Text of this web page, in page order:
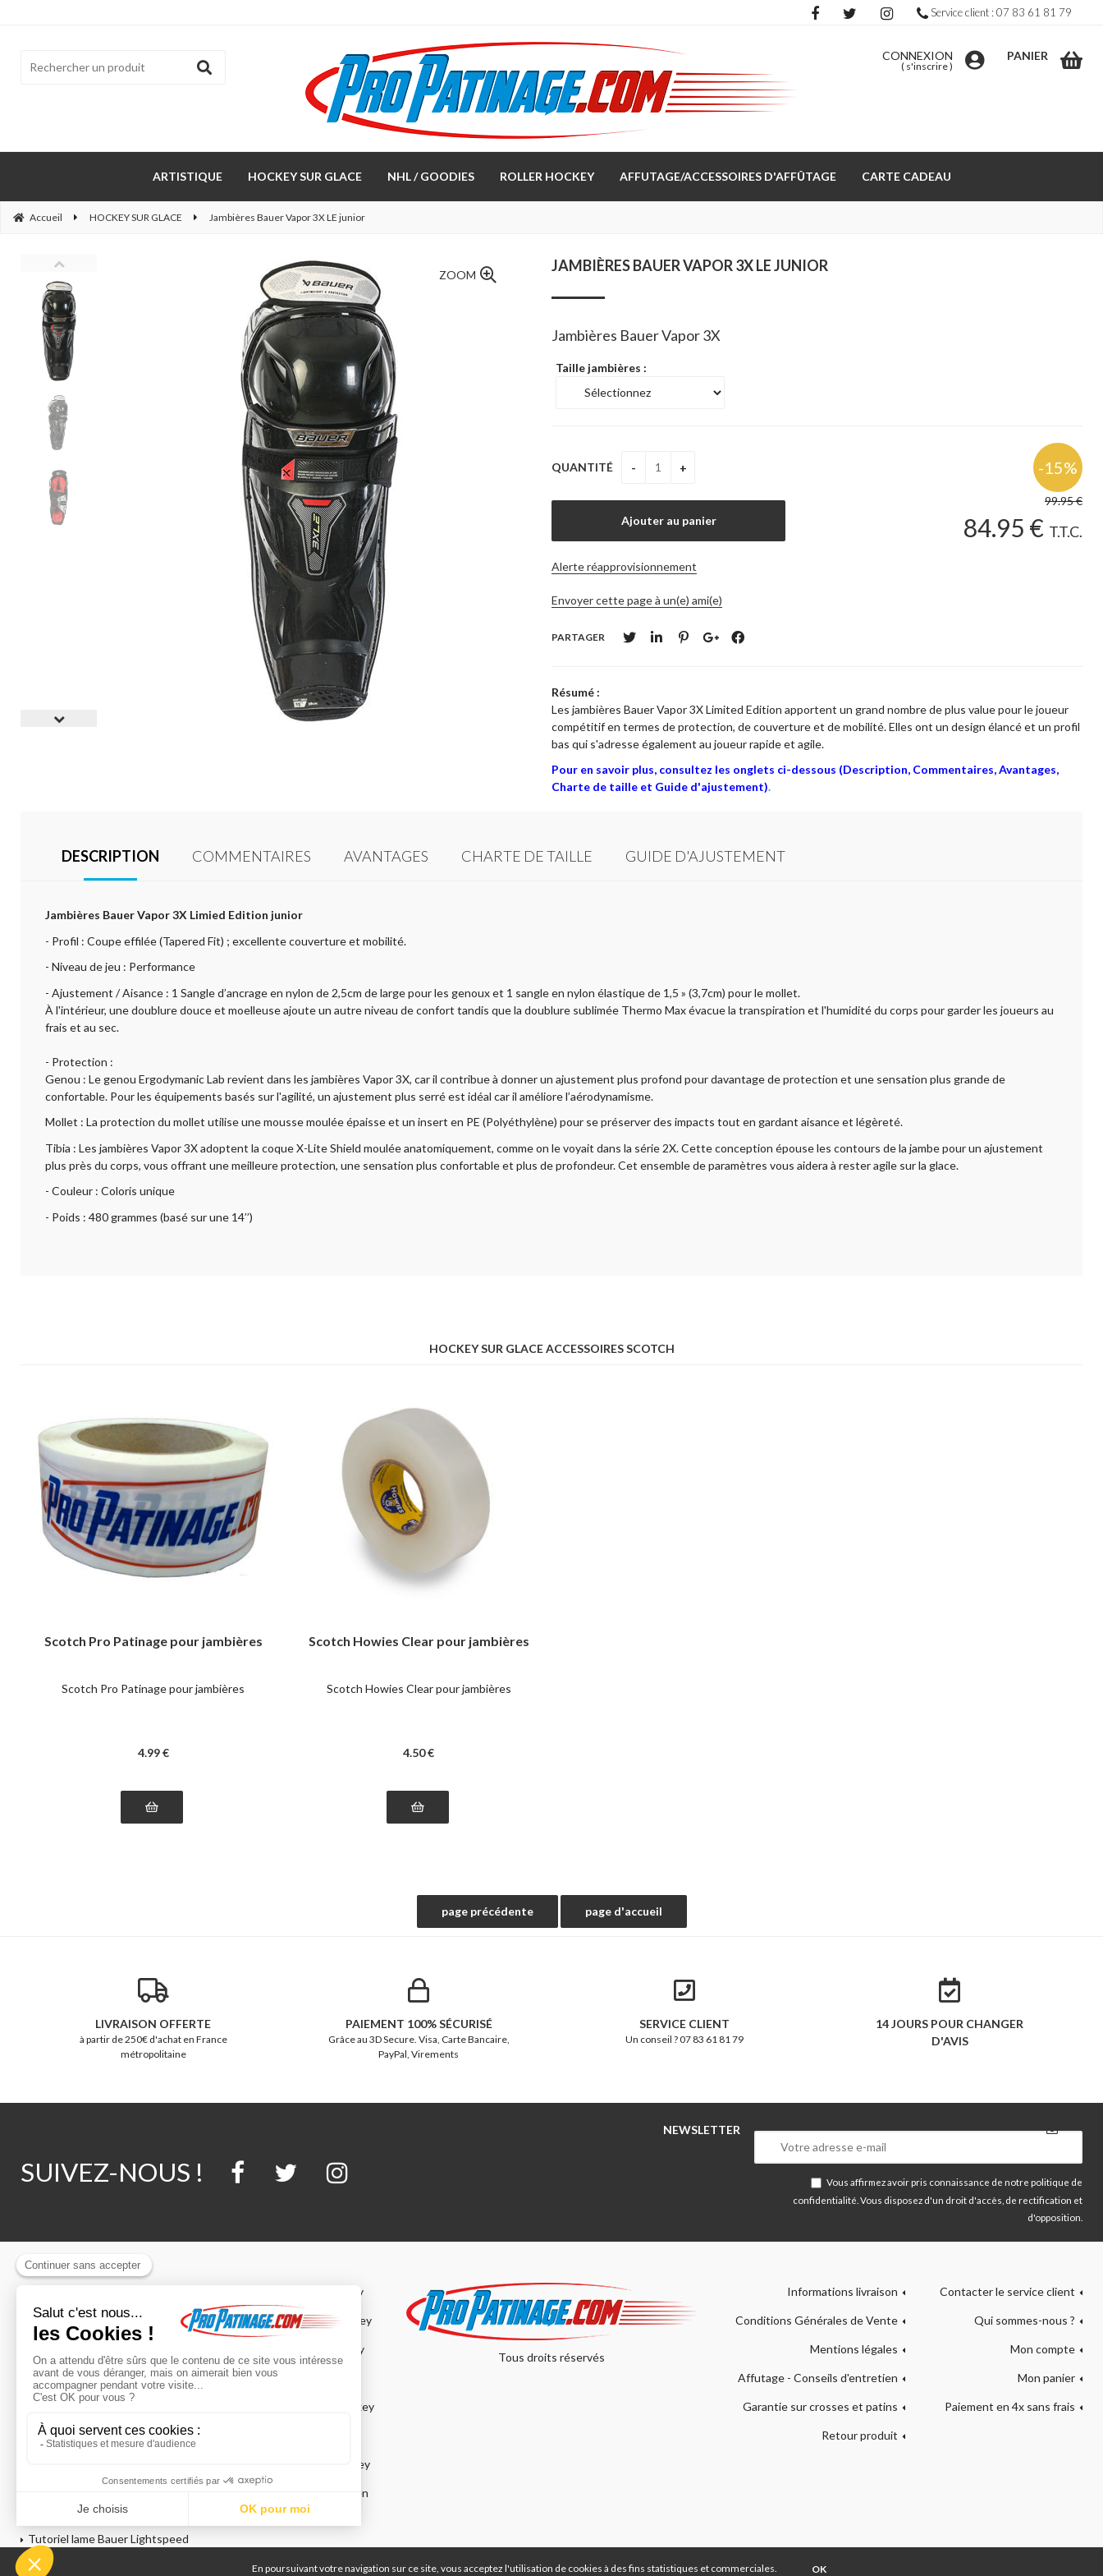
CONNEXION
( s'inscrire)
PANIER
ARTISTIQUE HOCKEY SUR GLACE NHL / GOODIES ROLLER HOCKEY AFFUTAGE/ACCESSOIRES D'AFFÛTAGE CARTE CADEAU
Accueil HOCKEY SUR GLACE Jambières Bauer Vapor 3X LE junior
ZOOM
JAMBIÈRES BAUER VAPOR 3X LE JUNIOR
Jambières Bauer Vapor 3X
Taille jambières :
99.95€
84.95 € T.T.C.
QUANTITÉ
Alerte réapprovisionnement
Envoyer cette page à un(e) ami(e)
PARTAGER
Résumé :
Les jambières Bauer Vapor 3X Limited Edition apportent un grand nombre de plus value pour le joueur
compétitif en termes de protection, de couverture et de mobilité. Elles ont un design élancé et un profil
bas qui s'adresse également au joueur rapide et agile.
Pour en savoir plus, consultez les onglets ci-dessous (Description, Commentaires, Avantages,
Charte de taille et Guide d'ajustement).
DESCRIPTION COMMENTAIRES AVANTAGES CHARTE DE TAILLE GUIDE D'AJUSTEMENT
Jambières Bauer Vapor 3X Limied Edition junior
- Profil : Coupe effilée (Tapered Fit) ; excellente couverture et mobilité.
- Niveau de jeu : Performance
- Ajustement / Aisance : 1 Sangle d’ancrage en nylon de 2,5cm de large pour les genoux et 1 sangle en nylon élastique de 1,5 » (3,7cm) pour le mollet.
À l'intérieur, une doublure douce et moelleuse ajoute un autre niveau de confort tandis que la doublure sublimée Thermo Max évacue la transpiration et l'humidité du corps pour garder les joueurs au
frais et au sec.
- Protection :
Genou : Le genou Ergodymanic Lab revient dans les jambières Vapor 3X, car il contribue à donner un ajustement plus profond pour davantage de protection et une sensation plus grande de
confortable. Pour les équipements basés sur l'agilité, un ajustement plus serré est idéal car il améliore l’aérodynamisme.
Mollet : La protection du mollet utilise une mousse moulée épaisse et un insert en PE (Polyéthylène) pour se préserver des impacts tout en gardant aisance et légèreté.
Tibia : Les jambières Vapor 3X adoptent la coque X-Lite Shield moulée anatomiquement, comme on le voyait dans la série 2X. Cette conception épouse les contours de la jambe pour un ajustement
plus près du corps, vous offrant une meilleure protection, une sensation plus confortable et plus de profondeur. Cet ensemble de paramètres vous aidera à rester agile sur la glace.
- Couleur : Coloris unique
- Poids : 480 grammes (basé sur une 14’’)
HOCKEY SUR GLACE ACCESSOIRES SCOTCH
Scotch Pro Patinage pour jambières
Scotch Pro Patinage pour jambières
4.99€
Scotch Howies Clear pour jambières
Scotch Howies Clear pour jambières
4.50€
Service client : 07 83 61 81 79
LIVRAISON OFFERTE
à partir de 250€ d'achat en France
métropolitaine
PAIEMENT 100% SÉCURISÉ
Grâce au 3D Secure. Visa, Carte Bancaire,
PayPal, Virements
SERVICE CLIENT
Un conseil ? 07 83 61 81 79
14 JOURS POUR CHANGER
D'AVIS
SUIVEZ-NOUS !
NEWSLETTER
Vous affirmez avoir pris connaissance de notre politique de
confidentialité . Vous disposez d'un droit d'accès, de rectification et
d'opposition.
Tous droits réservés
Guide de taille casques hockey
Guide de taille des collants et
tuniques
Guide de taille coudières hockey
Guide de taille culottes hockey
Guide de taille patins hockey sur
glace
Guide de taille roller hockey
Guide de taille épaulières hockey
Guide bien choisir crosse et
Guide de taille jambières hockey
Guide de taille masques gardien
Tutoriel lame Bauer Lightspeed
Edge
Informations livraison Contacter le service client
Conditions Générales de Vente Qui sommes-nous ?
Mentions légales Mon compte
Affutage - Conseils d'entretien Mon panier
Garantie sur crosses et patins Paiement en 4x sans frais
Retour produit
En poursuivant votre navigation sur ce site, vous acceptez l'utilisation de cookies à des fins statistiques et commerciales. OK